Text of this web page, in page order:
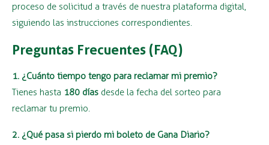
proceso de solicitud a través de nuestra plataforma digital,
siguiendo las instrucciones correspondientes.
Preguntas Frecuentes (FAQ)
1. ¿Cuánto tiempo tengo para reclamar mi premio?
Tienes hasta 180 días desde la fecha del sorteo para
reclamar tu premio.
2. ¿Qué pasa si pierdo mi boleto de Gana Diario?